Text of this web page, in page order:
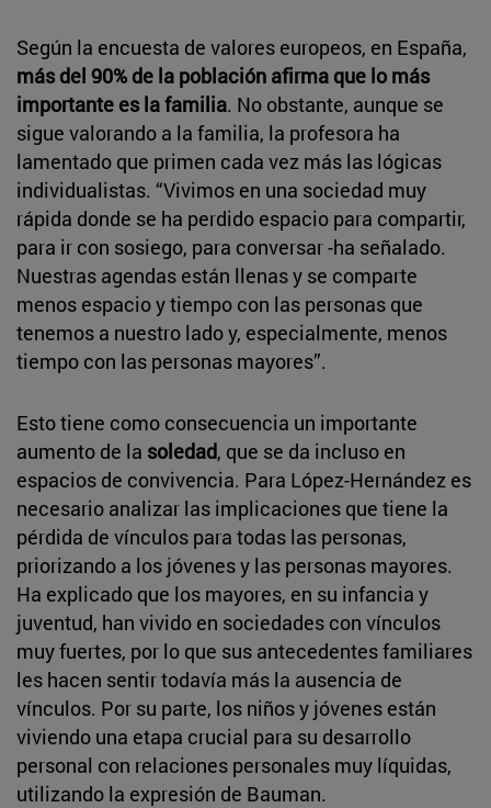
Según la encuesta de valores europeos, en España,
más del 90% de la población afirma que lo más
importante es la familia. No obstante, aunque se
sigue valorando a la familia, la profesora ha
lamentado que primen cada vez más las lógicas
individualistas. “Vivimos en una sociedad muy
rápida donde se ha perdido espacio para compartir,
para ir con sosiego, para conversar -ha señalado.
Nuestras agendas están llenas y se comparte
menos espacio y tiempo con las personas que
tenemos a nuestro lado y, especialmente, menos
tiempo con las personas mayores”.
Esto tiene como consecuencia un importante
aumento de la soledad, que se da incluso en
espacios de convivencia. Para López-Hernández es
necesario analizar las implicaciones que tiene la
pérdida de vínculos para todas las personas,
priorizando a los jóvenes y las personas mayores.
Ha explicado que los mayores, en su infancia y
juventud, han vivido en sociedades con vínculos
muy fuertes, por lo que sus antecedentes familiares
les hacen sentir todavía más la ausencia de
vínculos. Por su parte, los niños y jóvenes están
viviendo una etapa crucial para su desarrollo
personal con relaciones personales muy líquidas,
utilizando la expresión de Bauman.